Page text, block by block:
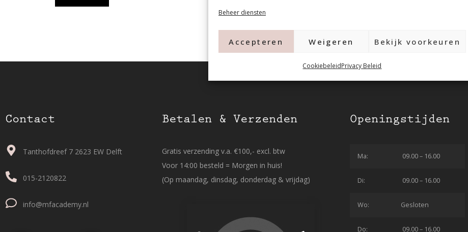
Beheer diensten
Accepteren Weigeren Bekijk voorkeuren
CookiebeleidPrivacy Beleid
Contact
Tanthofdreef 7 2623 EW Delft
015-2120822
info@mfacademy.nl
Betalen & Verzenden
Gratis verzending v.a. €100,- excl. btw
Voor 14:00 besteld = Morgen in huis!
(Op maandag, dinsdag, donderdag & vrijdag)
Openingstijden
Ma: 09.00 – 16.00
Di: 09.00 – 16.00
Wo: Gesloten
Do: 09.00 – 16.00